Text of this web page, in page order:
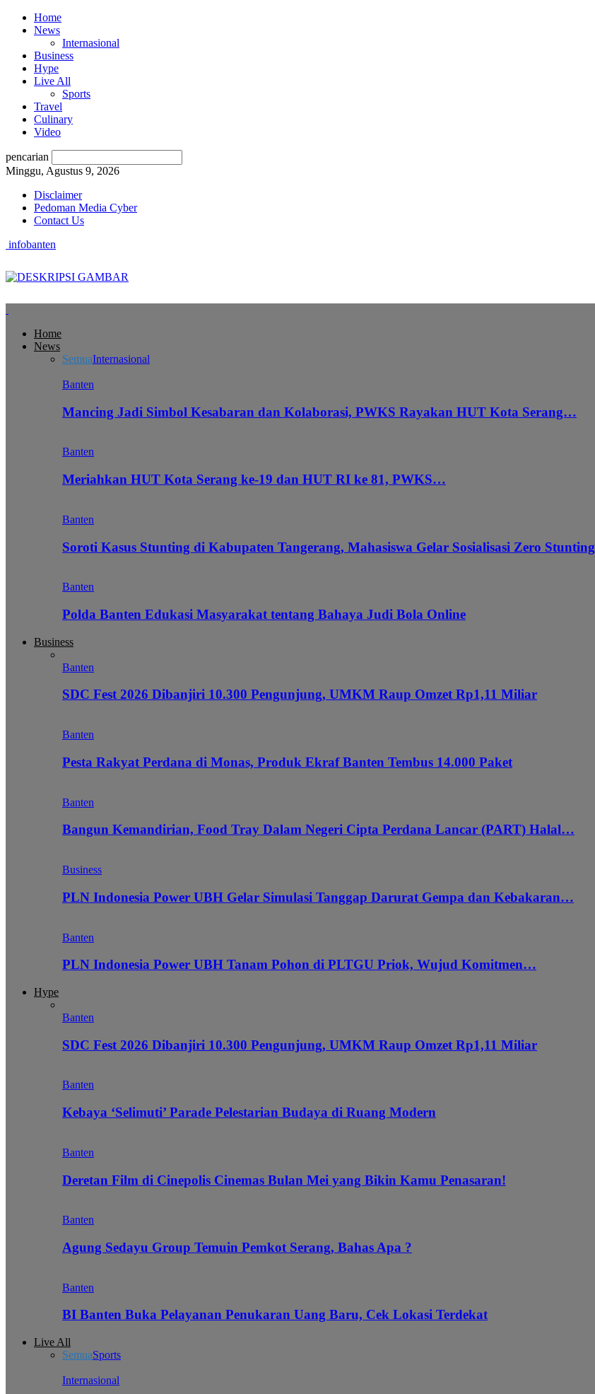
Home
News
Internasional
Business
Hype
Live All
Sports
Travel
Culinary
Video
pencarian
Minggu, Agustus 9, 2026
Disclaimer
Pedoman Media Cyber
Contact Us
infobanten
Home
News
SemuaInternasional
Banten
Mancing Jadi Simbol Kesabaran dan Kolaborasi, PWKS Rayakan HUT Kota Serang…
Banten
Meriahkan HUT Kota Serang ke-19 dan HUT RI ke 81, PWKS…
Banten
Soroti Kasus Stunting di Kabupaten Tangerang, Mahasiswa Gelar Sosialisasi Zero Stunting
Banten
Polda Banten Edukasi Masyarakat tentang Bahaya Judi Bola Online
Business
Banten
SDC Fest 2026 Dibanjiri 10.300 Pengunjung, UMKM Raup Omzet Rp1,11 Miliar
Banten
Pesta Rakyat Perdana di Monas, Produk Ekraf Banten Tembus 14.000 Paket
Banten
Bangun Kemandirian, Food Tray Dalam Negeri Cipta Perdana Lancar (PART) Halal…
Business
PLN Indonesia Power UBH Gelar Simulasi Tanggap Darurat Gempa dan Kebakaran…
Banten
PLN Indonesia Power UBH Tanam Pohon di PLTGU Priok, Wujud Komitmen…
Hype
Banten
SDC Fest 2026 Dibanjiri 10.300 Pengunjung, UMKM Raup Omzet Rp1,11 Miliar
Banten
Kebaya ‘Selimuti’ Parade Pelestarian Budaya di Ruang Modern
Banten
Deretan Film di Cinepolis Cinemas Bulan Mei yang Bikin Kamu Penasaran!
Banten
Agung Sedayu Group Temuin Pemkot Serang, Bahas Apa ?
Banten
BI Banten Buka Pelayanan Penukaran Uang Baru, Cek Lokasi Terdekat
Live All
SemuaSports
Internasional